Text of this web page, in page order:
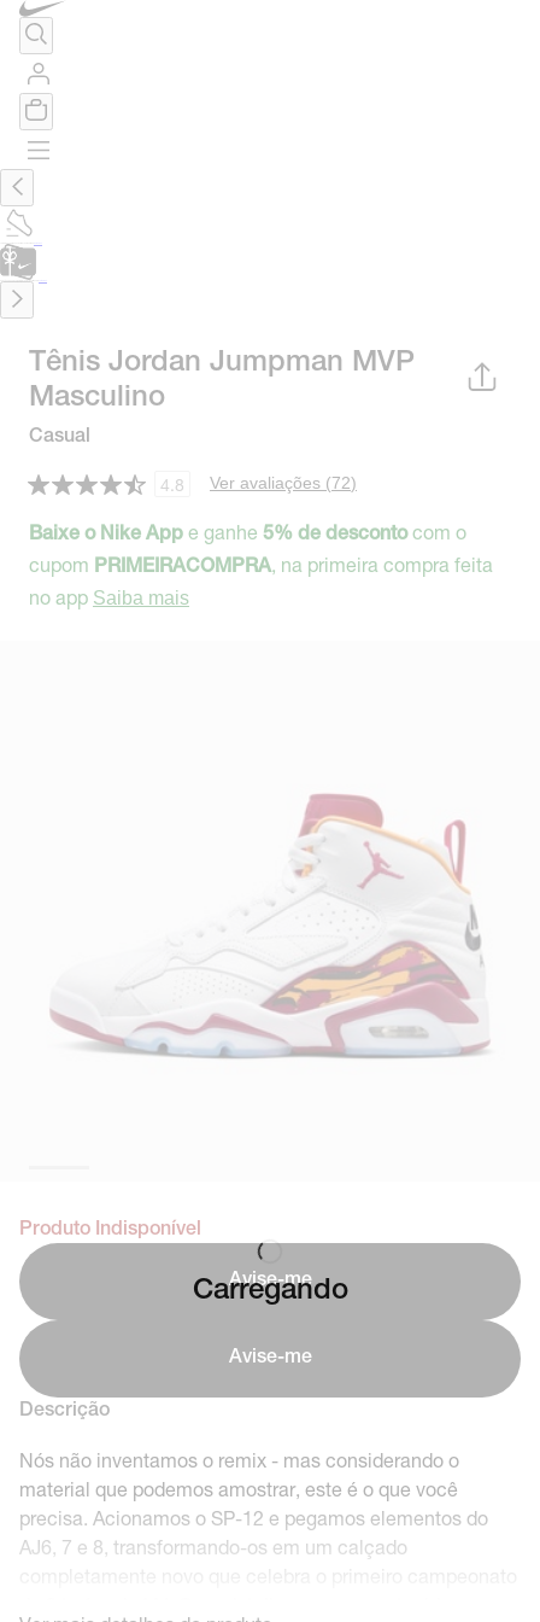
Tênis Jordan Jumpman MVP
Masculino
Casual
4.8 Ver avaliações (72)
Baixe o Nike App e ganhe 5% de descontocom o
cupom PRIMEIRACOMPRA, na primeira compra feita
no app Saiba mais
Produto Indisponível
Avise-me
Avise-me
Descrição
Nós não inventamos o remix - mas considerando o
material que podemos amostrar, este é o que você
precisa. Acionamos o SP-12 e pegamos elementos do
AJ6, 7 e 8, transformando-os em um calçado
Carregando